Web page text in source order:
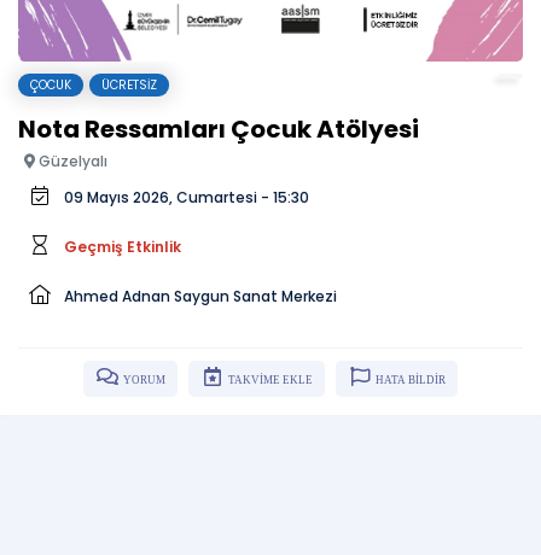
ÇOCUK ÜCRETSIZ
Nota Ressamları Çocuk Atölyesi
Güzelyalı
09 Mayıs 2026, Cumartesi - 15:30
Geçmiş Etkinlik
Ahmed Adnan Saygun Sanat Merkezi
YORUM TAKVİME EKLE HATA BİLDİR